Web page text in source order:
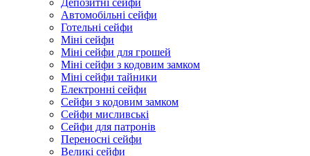
Депозитні сейфи
Автомобільні сейфи
Готельні сейфи
Міні сейфи
Міні сейфи для грошей
Міні сейфи з кодовим замком
Міні сейфи тайники
Електронні сейфи
Сейфи з кодовим замком
Сейфи мисливські
Сейфи для патронів
Переносні сейфи
Великі сейфи